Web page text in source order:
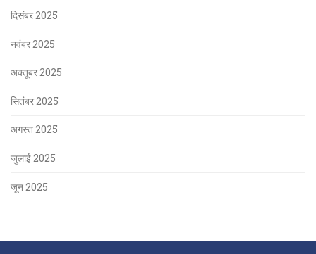
दिसंबर 2025
नवंबर 2025
अक्तूबर 2025
सितंबर 2025
अगस्त 2025
जुलाई 2025
जून 2025